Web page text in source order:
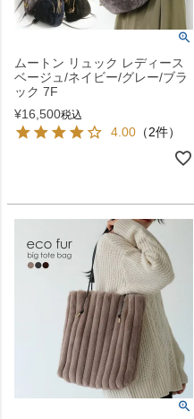
ムートン リュック レディース
ベージュ/ネイビー/グレー/ブラ
ック 7F
¥16,500税込
4.00 （2件）